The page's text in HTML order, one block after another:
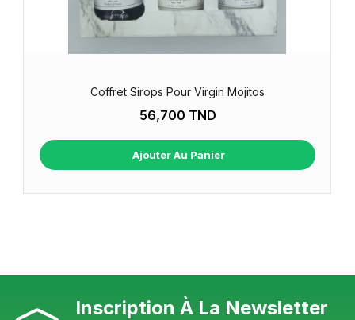
Coffret Sirops Pour Virgin Mojitos
56,700 TND
Ajouter Au Panier
Inscription À La Newsletter